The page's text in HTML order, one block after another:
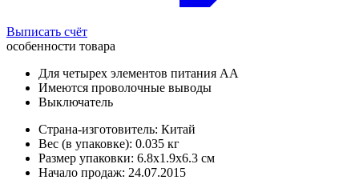
Выписать счёт
особенности товара
Для четырех элементов питания АА
Имеются проволочные выводы
Выключатель
Страна-изготовитель: Китай
Вес (в упаковке): 0.035 кг
Размер упаковки: 6.8x1.9x6.3 см
Начало продаж: 24.07.2015